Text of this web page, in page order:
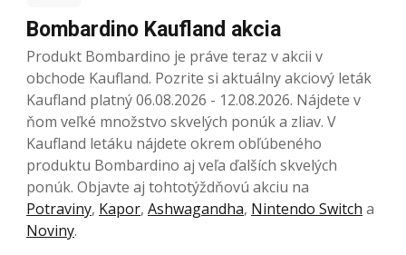
Bombardino Kaufland akcia
Produkt Bombardino je práve teraz v akcii v
obchode Kaufland. Pozrite si aktuálny akciový leták
Kaufland platný 06.08.2026 - 12.08.2026. Nájdete v
ňom veľké množstvo skvelých ponúk a zliav. V
Kaufland letáku nájdete okrem obľúbeného
produktu Bombardino aj veľa ďalších skvelých
ponúk. Objavte aj tohtotýždňovú akciu na
Potraviny, Kapor, Ashwagandha, Nintendo Switch a
Noviny.